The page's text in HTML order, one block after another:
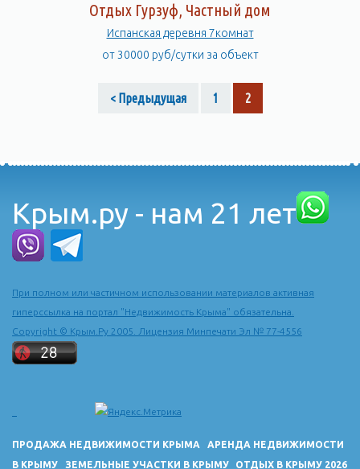
Отдых Гурзуф, Частный дом
Испанская деревня 7комнат
от 30000 руб/сутки за объект
< Предыдущая 1 2
Крым.ру - нам 21 лет
При полном или частичном использовании материалов активная
гиперссылка на портал "Недвижимость Крыма" обязательна.
Copyright © Крым.Ру 2005. Лицензия Минпечати Эл № 77-4556
ПРОДАЖА НЕДВИЖИМОСТИ КРЫМА
АРЕНДА НЕДВИЖИМОСТИ
В КРЫМУ
ЗЕМЕЛЬНЫЕ УЧАСТКИ В КРЫМУ ОТДЫХ В КРЫМУ 2026